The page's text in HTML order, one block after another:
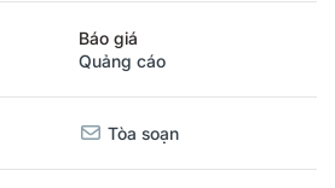
Báo giá
Quảng cáo
Tòa soạn